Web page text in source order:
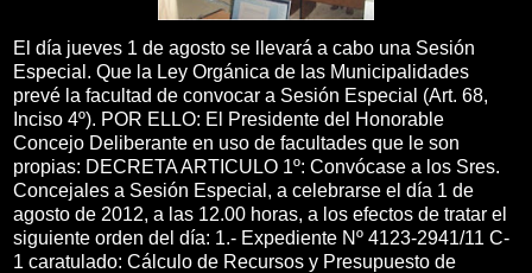
El día jueves 1 de agosto se llevará a cabo una Sesión
Especial. Que la Ley Orgánica de las Municipalidades
prevé la facultad de convocar a Sesión Especial (Art. 68,
Inciso 4º). POR ELLO: El Presidente del Honorable
Concejo Deliberante en uso de facultades que le son
propias: DECRETA ARTICULO 1º: Convócase a los Sres.
Concejales a Sesión Especial, a celebrarse el día 1 de
agosto de 2012, a las 12.00 horas, a los efectos de tratar el
siguiente orden del día: 1.- Expediente Nº 4123-2941/11 C-
1 caratulado: Cálculo de Recursos y Presupuesto de